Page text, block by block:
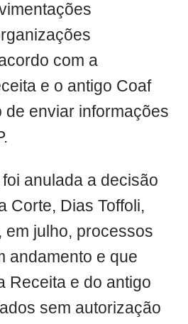
com a
e o antigo Coaf
de enviar informações
anulada a decisão
Corte, Dias Toffoli,
em julho, processos
andamento e que
Receita e do antigo
sem autorização